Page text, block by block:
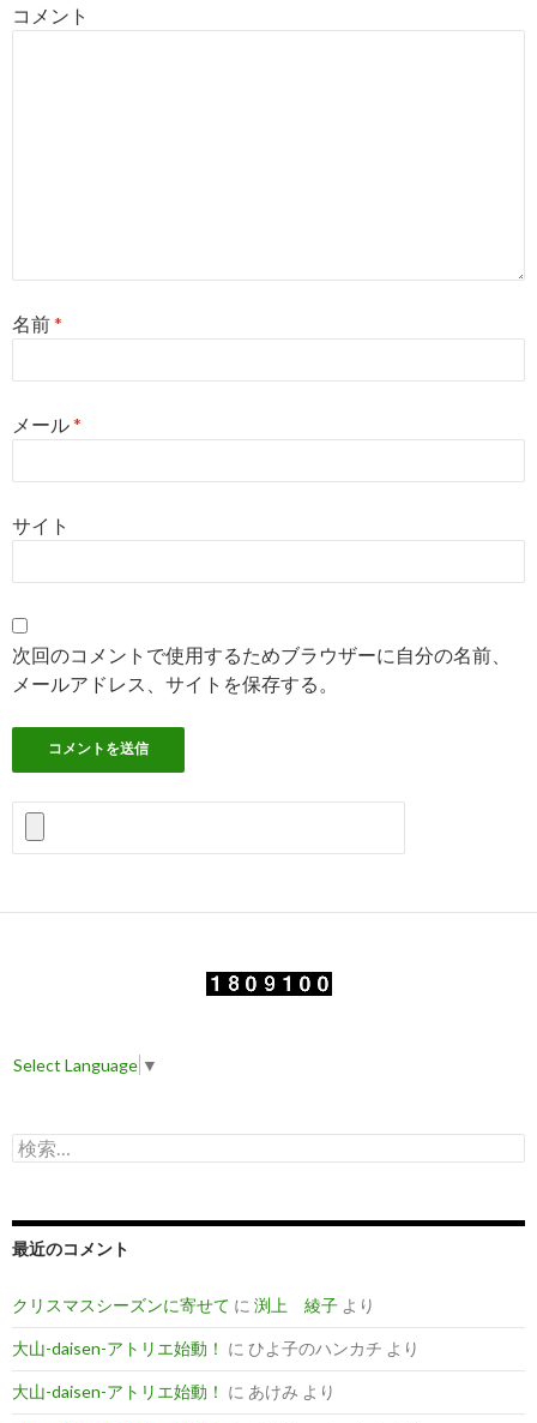
コメント
名前*
メール*
サイト
次回のコメントで使用するためブラウザーに自分の名前、
メールアドレス、サイトを保存する。
Select Language ▼
検
索
最近のコメント
クリスマスシーズンに寄せて に 渕上 綾子 より
大山-daisen-アトリエ始動！ に ひよ子のハンカチ より
大山-daisen-アトリエ始動！ に あけみ より